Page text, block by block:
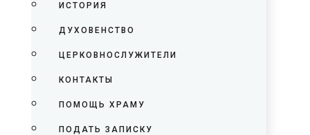
ИСТОРИЯ
ДУХОВЕНСТВО
ЦЕРКОВНОСЛУЖИТЕЛИ
КОНТАКТЫ
ПОМОЩЬ ХРАМУ
ПОДАТЬ ЗАПИСКУ